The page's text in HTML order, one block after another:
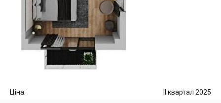
Ціна: II квартал 2025